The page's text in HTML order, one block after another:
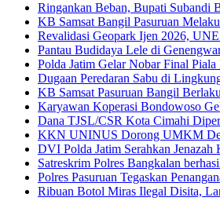
Ringankan Beban, Bupati Subandi
KB Samsat Bangil Pasuruan
Revalidasi Geopark Ijen 2026,
Pantau Budidaya Lele di
Polda Jatim Gelar Nobar Final
Dugaan Peredaran Sabu di
KB Samsat Pasuruan Bangil
Karyawan Koperasi Bondowoso
Dana TJSL/CSR Kota Cimahi
KKN UNINUS Dorong UMKM
DVI Polda Jatim Serahkan
Satreskrim Polres Bangkalan
Polres Pasuruan Tegaskan
Ribuan Botol Miras Ilegal Disita,